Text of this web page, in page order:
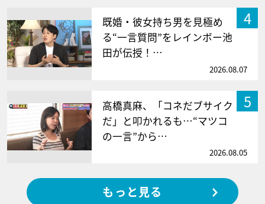
4
既婚・彼女持ち男を見極め
る“一言質問”をレインボー池
田が伝授！…
2026.08.07
5
高橋真麻、「コネだブサイク
だ」と叩かれるも…“マツコ
の一言”から…
2026.08.05
もっと見る